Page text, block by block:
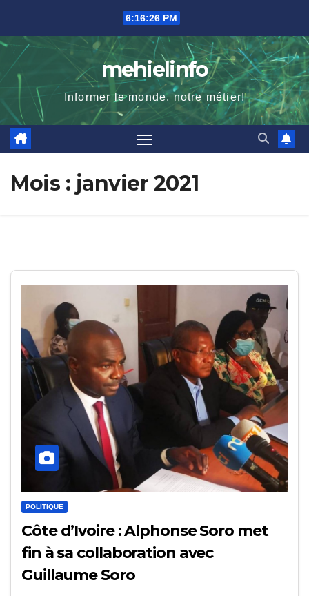
content
6:16:27 PM
mehielinfo
Informer le monde, notre métier!
Mois : janvier 2021
POLITIQUE
Côte d’Ivoire : Alphonse Soro met
fin à sa collaboration avec
Guillaume Soro